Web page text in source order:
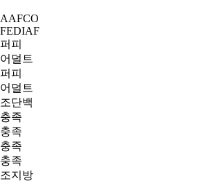
AAFCO
FEDIAF
퍼피
어덜트
퍼피
어덜트
조단백
충족
충족
충족
충족
조지방